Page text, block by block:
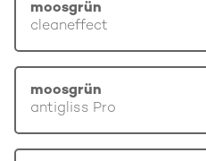
moosgrün
cleaneffect
moosgrün
antigliss Pro